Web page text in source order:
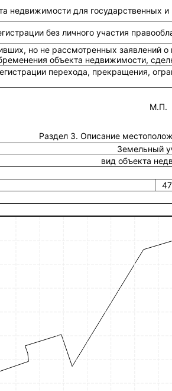
недвижимости для государственных
без личного участия
но не рассмотренных заявлений
объекта недвижимости,
перехода, прекращения,
М.П.
Раздел 3. Описание
Земельный
вид объекта